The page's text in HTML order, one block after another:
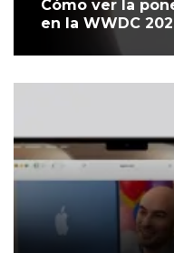
Cómo ver la
en la WWDC